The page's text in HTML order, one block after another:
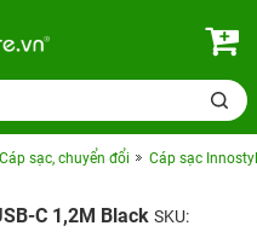
Cáp sạc, chuyển đổi Cáp sạc
C 1,2M Black SKU: